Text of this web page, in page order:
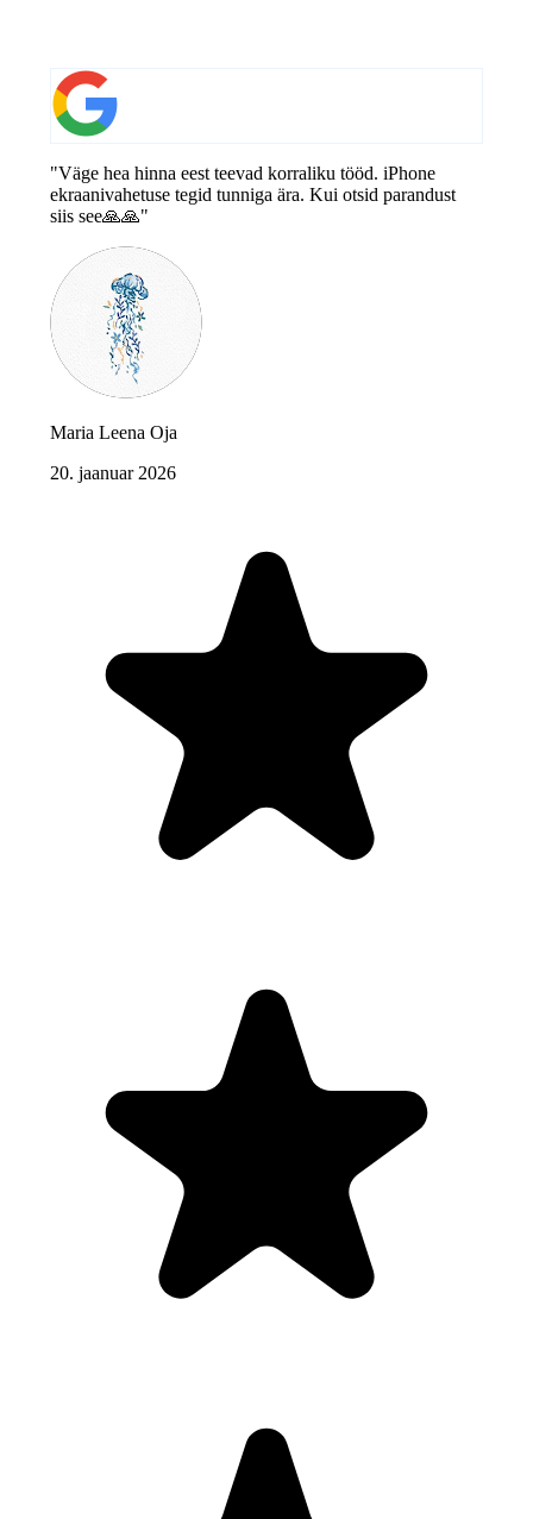
"Väge hea hinna eest teevad korraliku tööd. iPhone
ekraanivahetuse tegid tunniga ära. Kui otsid parandust
siis see🙏🙏"
Maria Leena Oja
20. jaanuar 2026